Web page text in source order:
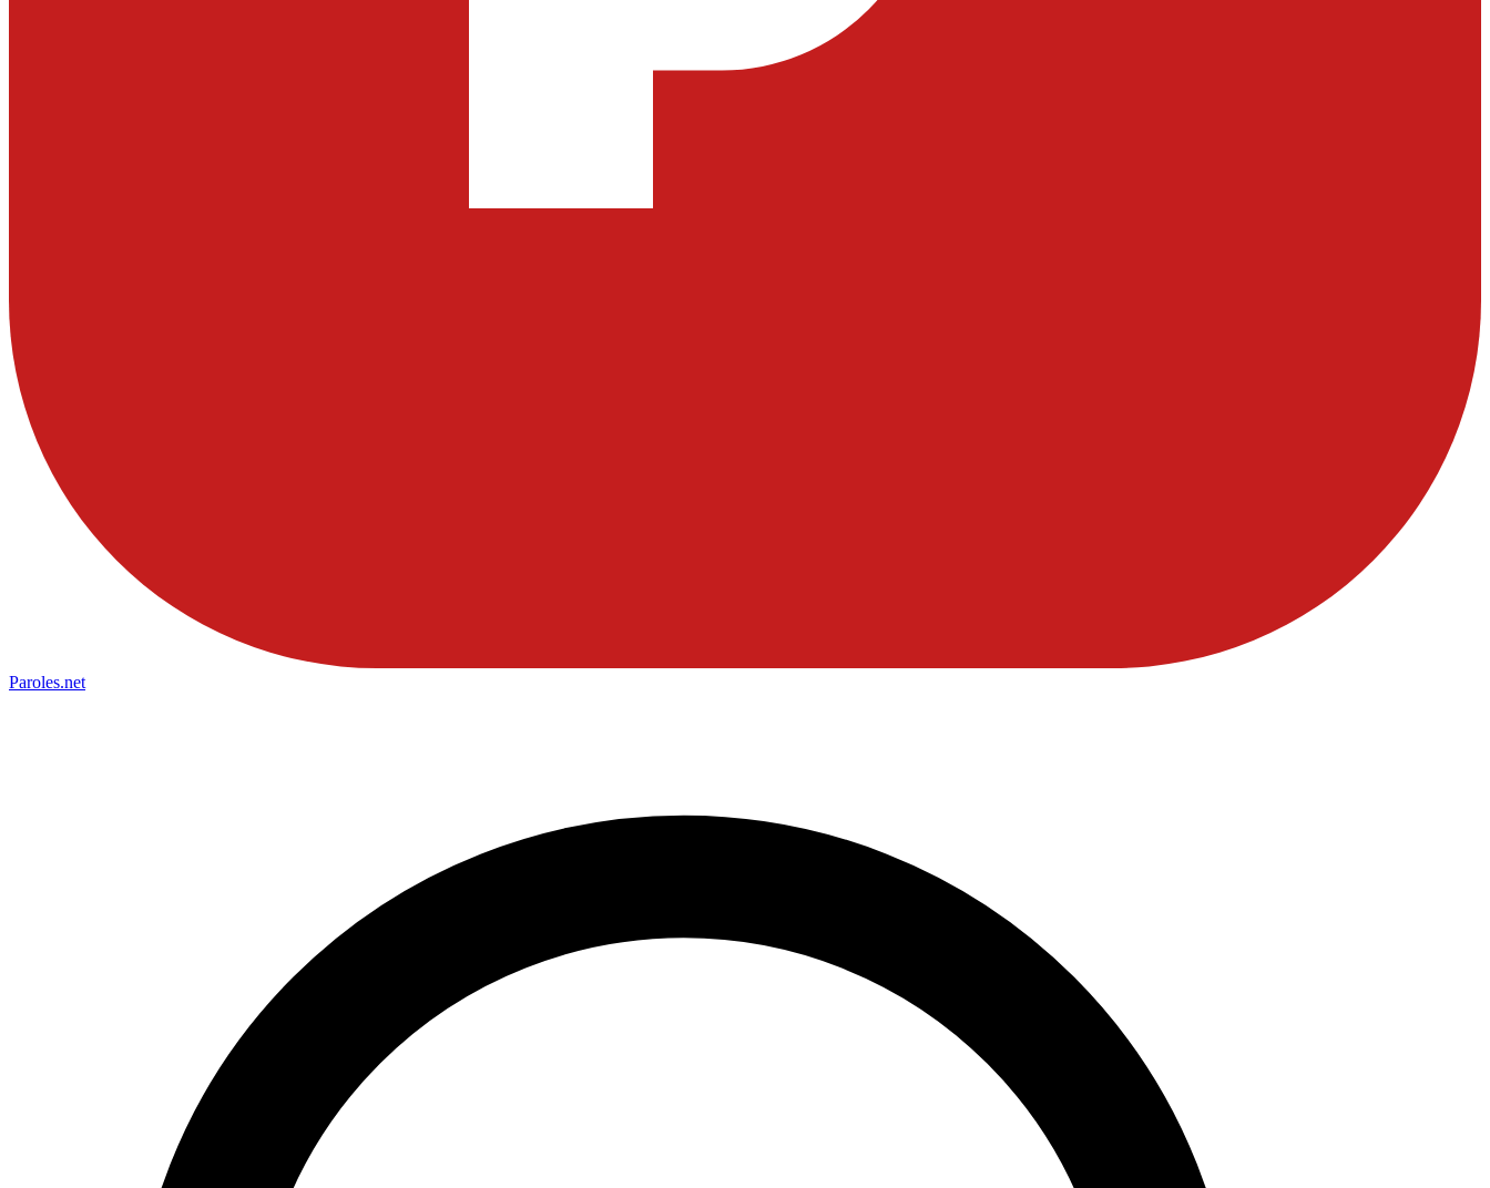
Paroles.net